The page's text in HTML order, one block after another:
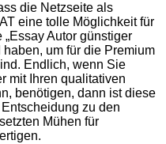
die Netzseite als
eine tolle Möglichkeit für
Autor günstiger
um für die Premium
Endlich, wenn Sie
mit Ihren qualitativen
benötigen, dann ist diese
zu den
Mühen für